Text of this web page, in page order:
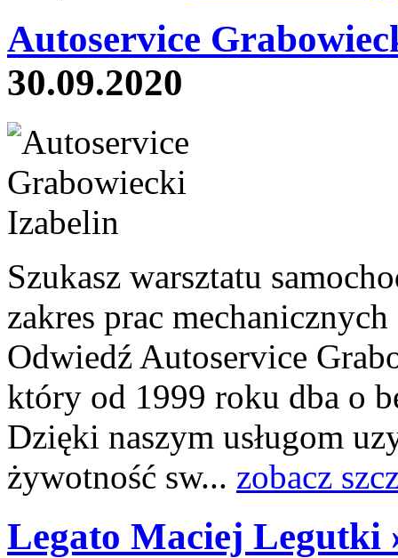
Autoservice
30.09.2020
Szukasz warsztatu
zakres prac
Odwiedź Autoservice
który od 1999 roku dba o
Dzięki naszym usługom
żywotność sw... zobacz
Legato Maciej Legutki